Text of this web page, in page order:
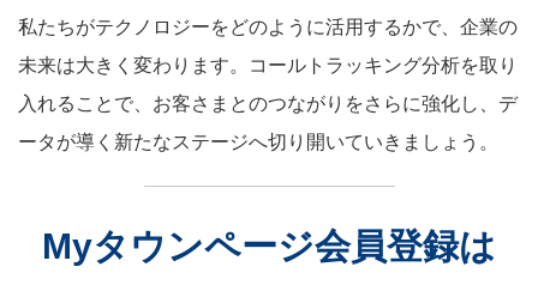
私たちがテクノロジーをどのように活用するかで、企業の
未来は大きく変わります。コールトラッキング分析を取り
入れることで、お客さまとのつながりをさらに強化し、デ
ータが導く新たなステージへ切り開いていきましょう。
Myタウンページ会員登録は